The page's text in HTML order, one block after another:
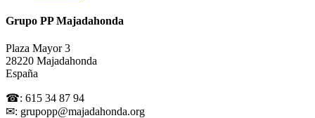
Grupo PP Majadahonda
Plaza Mayor 3
28220 Majadahonda
España
☎: 615 34 87 94
✉: grupopp@majadahonda.org